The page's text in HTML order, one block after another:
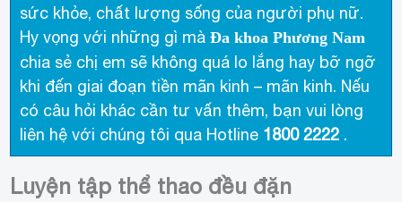
sức khỏe, chất lượng sống của người phụ nữ.
Hy vọng với những gì màĐa khoa Phương Nam
chia sẻ chị em sẽ không quá lo lắng hay bỡ ngỡ
khi đến giai đoạn tiền mãn kinh – mãn kinh. Nếu
có câu hỏi khác cần tư vấn thêm, bạn vui lòng
liên hệ với chúng tôi qua Hotline 1800 2222 .
Luyện tập thể thao đều đặn